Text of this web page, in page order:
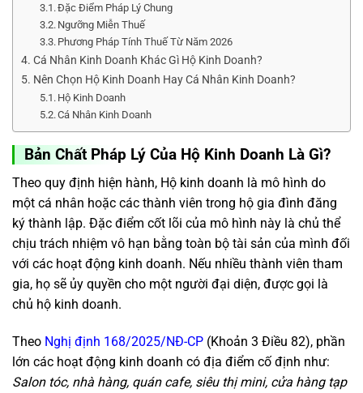
Đặc Điểm Pháp Lý Chung
Ngưỡng Miễn Thuế
Phương Pháp Tính Thuế Từ Năm 2026
Cá Nhân Kinh Doanh Khác Gì Hộ Kinh Doanh?
Nên Chọn Hộ Kinh Doanh Hay Cá Nhân Kinh Doanh?
Hộ Kinh Doanh
Cá Nhân Kinh Doanh
Bản Chất Pháp Lý Của Hộ Kinh Doanh Là Gì?
Theo quy định hiện hành, Hộ kinh doanh là mô hình do
một cá nhân hoặc các thành viên trong hộ gia đình đăng
ký thành lập. Đặc điểm cốt lõi của mô hình này là chủ thể
chịu trách nhiệm vô hạn bằng toàn bộ tài sản của mình đối
với các hoạt động kinh doanh. Nếu nhiều thành viên tham
gia, họ sẽ ủy quyền cho một người đại diện, được gọi là
chủ hộ kinh doanh.
Theo Nghị định 168/2025/NĐ-CP (Khoản 3 Điều 82), phần
lớn các hoạt động kinh doanh có địa điểm cố định như:
Salon tóc, nhà hàng, quán cafe, siêu thị mini, cửa hàng tạp